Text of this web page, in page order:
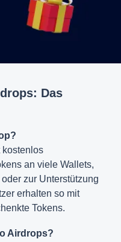
Das
kostenlos
an viele Wallets,
zur Unterstützung
erhalten so mit
Tokens.
Airdrops?